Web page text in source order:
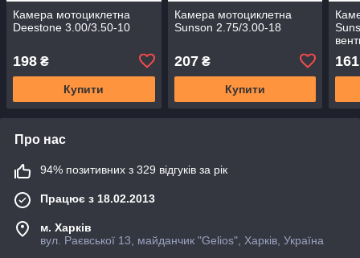
Камера мотоциклетна
Deestone 3.00/3.50-10
198 ₴
Купити
Камера мотоциклетна
Sunson 2.75/3.00-18
207₴
Купити
161
Про нас
94% позитивних з 329 відгуків за рік
Працює з 18.02.2013
м. Харків
вул. Раєвської 13, майданчик "Gelios", Харків, Україна